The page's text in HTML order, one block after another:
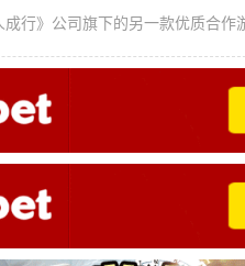
行》公司旗下的另一款优质合作